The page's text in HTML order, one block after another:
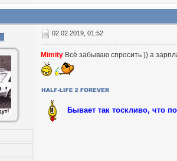
02.02.2019, 01:52
Mimity Всё забываю спросить )) а
Бывает так тоскливо, что